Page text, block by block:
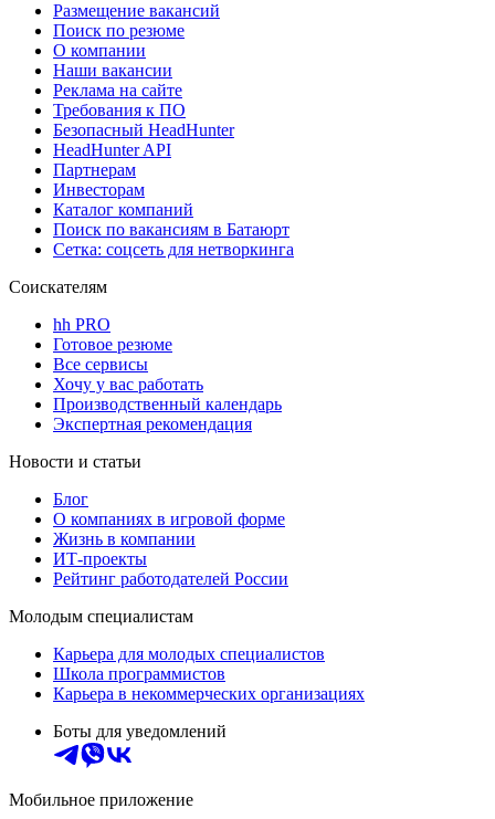
Размещение вакансий
Поиск по резюме
О компании
Наши вакансии
Реклама на сайте
Требования к ПО
Безопасный HeadHunter
HeadHunter API
Партнерам
Инвесторам
Каталог компаний
Поиск по вакансиям в Батаюрт
Сетка: соцсеть для нетворкинга
Соискателям
hh PRO
Готовое резюме
Все сервисы
Хочу у вас работать
Производственный календарь
Экспертная рекомендация
Новости и статьи
Блог
О компаниях в игровой форме
Жизнь в компании
ИТ-проекты
Рейтинг работодателей России
Молодым специалистам
Карьера для молодых специалистов
Школа программистов
Карьера в некоммерческих организациях
Боты для уведомлений
Мобильное приложение